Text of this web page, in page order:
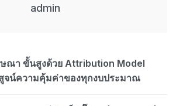
เว็บ
บน
สนาม
admin
ษณา ขั้นสูงด้วย Attribution Model
จน์ความคุ้มค่าของทุกงบประมาณ